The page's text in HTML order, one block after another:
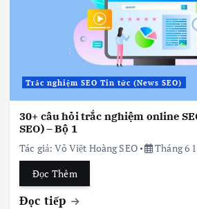
Trắc nghiệm SEO Tin tức (News SEO)
30+ câu hỏi trắc nghiệm online
SEO) – Bộ 1
Tác giả:Võ Việt Hoàng SEO
Tháng 6
Đọc Thêm
Đọc tiếp